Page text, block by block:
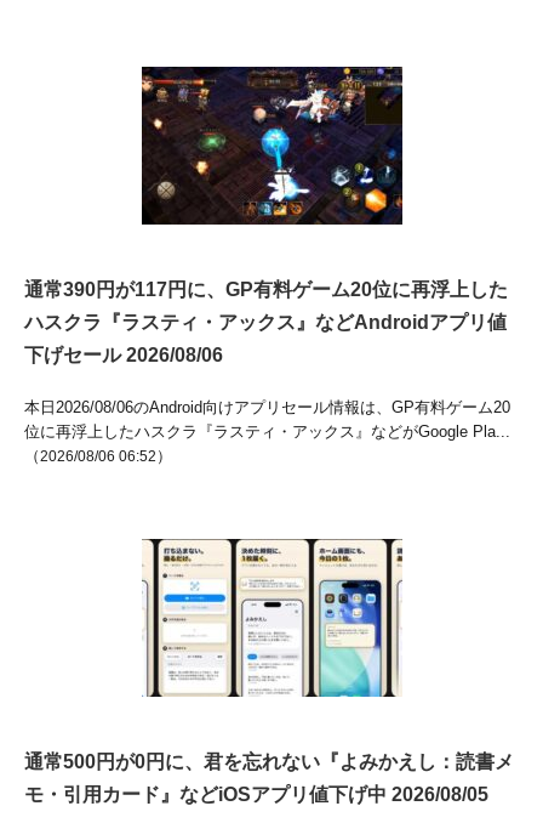
通常390円が117円に、GP有料ゲーム20位に再浮上した
ハスクラ『ラスティ・アックス』などAndroidアプリ値
下げセール 2026/08/06
本日2026/08/06のAndroid向けアプリセール情報は、GP有料ゲーム20
位に再浮上したハスクラ『ラスティ・アックス』などがGoogle Pla...
（2026/08/06 06:52 ）
通常500円が0円に、君を忘れない『よみかえし：読書メ
モ・引用カード』などiOSアプリ値下げ中 2026/08/05